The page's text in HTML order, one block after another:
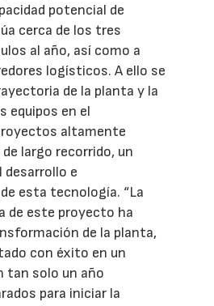
potencial de
cerca de los tres
al año, así como a
logísticos. A ello se
de la planta y la
equipos en el
altamente
largo recorrido, un
e
esta tecnología. “La
de este proyecto ha
de la planta,
con éxito en un
tan solo un año
para iniciar la